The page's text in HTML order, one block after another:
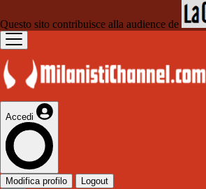
Questo sito contribuisce alla audience de
Accedi
Modifica profilo Logout